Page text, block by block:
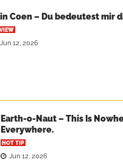
Coen – Du bedeutest mir
Jun 12, 2026
Earth-o-Naut – This Is
Everywhere.
HOT TIP
Jun 12, 2026